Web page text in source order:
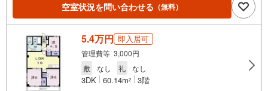
空室状況を問い合わせる （無料）
5.4万円 即入居可
管理費等 3,000円
敷
なし 礼 なし
3DK 60.14m2 3階